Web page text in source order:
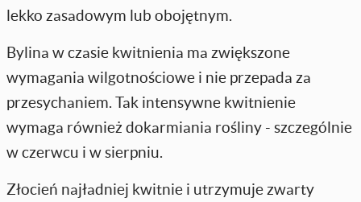
lekko zasadowym lub obojętnym.
Bylina w czasie kwitnienia ma zwiększone
wymagania wilgotnościowe i nie przepada za
przesychaniem. Tak intensywne kwitnienie
wymaga również dokarmiania rośliny - szczególnie
w czerwcu i w sierpniu.
Złocień najładniej kwitnie i utrzymuje zwarty